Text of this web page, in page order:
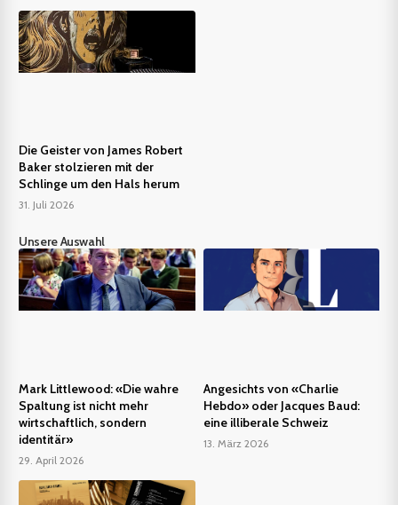
Die Geister von James Robert
Baker stolzieren mit der
Schlinge um den Hals herum
31. Juli 2026
Unsere Auswahl
Mark Littlewood: «Die wahre
Spaltung ist nicht mehr
wirtschaftlich, sondern
identitär»
29. April 2026
Angesichts von «Charlie
Hebdo» oder Jacques Baud:
eine illiberale Schweiz
13. März 2026